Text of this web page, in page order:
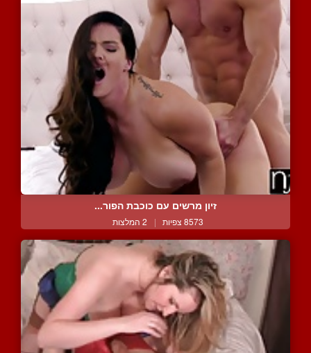
זיון מרשים עם כוכבת הפור...
8573 צפיות | 2 המלצות